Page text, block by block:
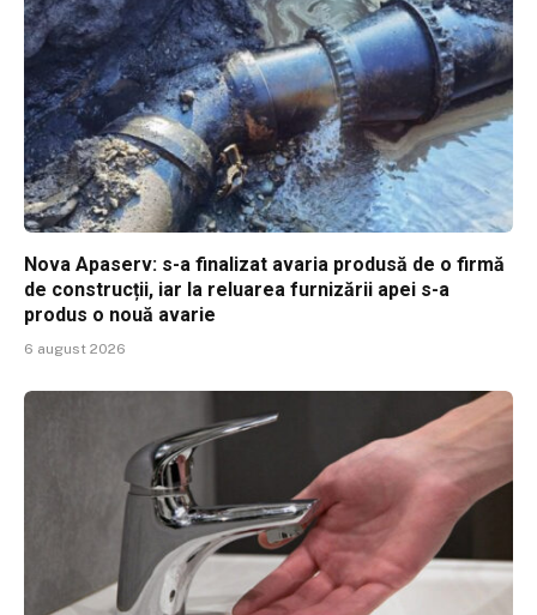
Nova Apaserv: s-a finalizat avaria produsă de o firmă
de construcții, iar la reluarea furnizării apei s-a
produs o nouă avarie
6 august 2026